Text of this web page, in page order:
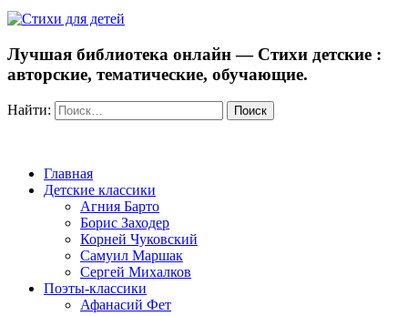
Лучшая библиотека онлайн — Стихи детские :
авторские, тематические, обучающие.
Найти:
Главная
Детские классики
Агния Барто
Борис Заходер
Корней Чуковский
Самуил Маршак
Сергей Михалков
Поэты-классики
Афанасий Фет